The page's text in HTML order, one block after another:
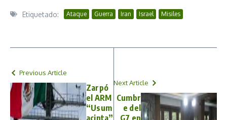
Etiquetado: Ataque Guerra Iran Israel Misiles
Previous Article
Zarpó
el ARM
“Usum
acinta”
Next Article
Cumbr
e del
G7 en